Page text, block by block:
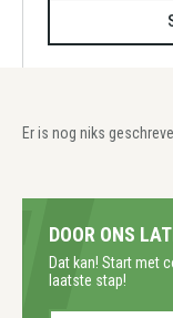
Er is nog niks
DOOR ONS
Dat kan! Start met
laatste stap!